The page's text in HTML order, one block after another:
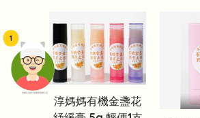
頭像生成器: 快樂家庭網上店
1
淳媽媽有機金盞花